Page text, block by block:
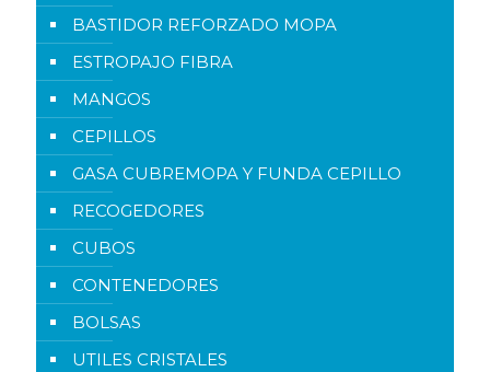
BASTIDOR REFORZADO MOPA
ESTROPAJO FIBRA
MANGOS
CEPILLOS
GASA CUBREMOPA Y FUNDA CEPILLO
RECOGEDORES
CUBOS
CONTENEDORES
BOLSAS
UTILES CRISTALES